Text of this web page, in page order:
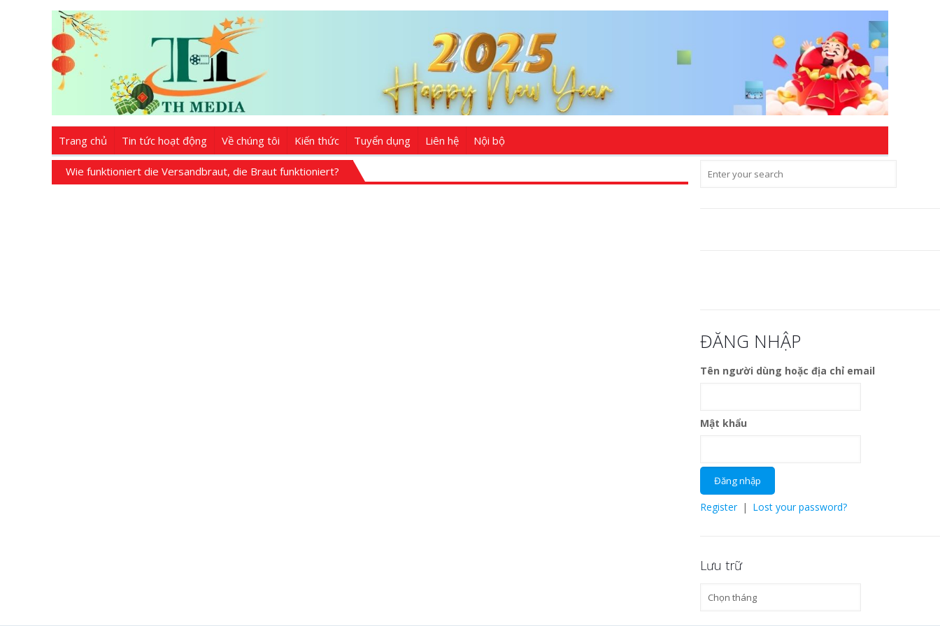
Trang chủ Tin tức hoạt động Về chúng tôi Kiến thức Tuyển dụng Liên hệ Nội bộ
Wie funktioniert die Versandbraut, die Braut funktioniert?
ĐĂNG NHẬP
Tên người dùng hoặc địa chỉ email
Mật khẩu
Register | Lost your password?
Lưu trữ
Lưu